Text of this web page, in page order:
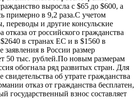
выросла с $65 до $600, а
примерно в 9,2 раза.C учетом
переводы и другие консульские
отказа от российского гражданства
в странах ЕС и в $1560 в
заявления в России размер
50 тыс. рублей.По новым размерам
обогнала ряд развитых стран. Для
об утрате гражданства
отказ от гражданства бесплатен,
государственный взнос составляет